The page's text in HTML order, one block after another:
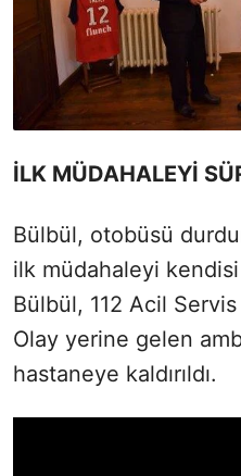
İLK MÜDAHALEYİ
Bülbül, otobüsü
ilk müdahaleyi
Bülbül, 112 Acil
Olay yerine gelen
hastaneye kaldırıldı.